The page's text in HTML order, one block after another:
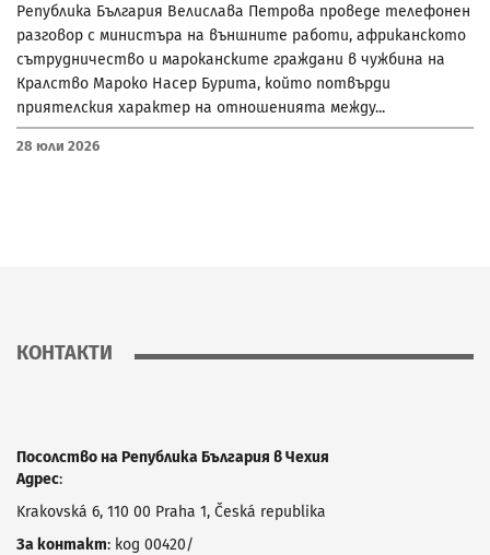
Република България Велислава Петрова проведе телефонен
разговор с министъра на външните работи, африканското
сътрудничество и мароканските граждани в чужбина на
Кралство Мароко Насер Бурита, който потвърди
приятелския характер на отношенията между...
28 Юли 2026
КОНТАКТИ
Посолство на Република България в Чехия
Адрес:
Krakovská 6, 110 00 Praha 1, Česká republika
За контакт: код 00420/